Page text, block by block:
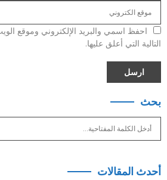
احفظ اسمي والبريد الإلكتروني وموقع
التالية التي أعلق عليها.
بحث
cأحدث المقالات